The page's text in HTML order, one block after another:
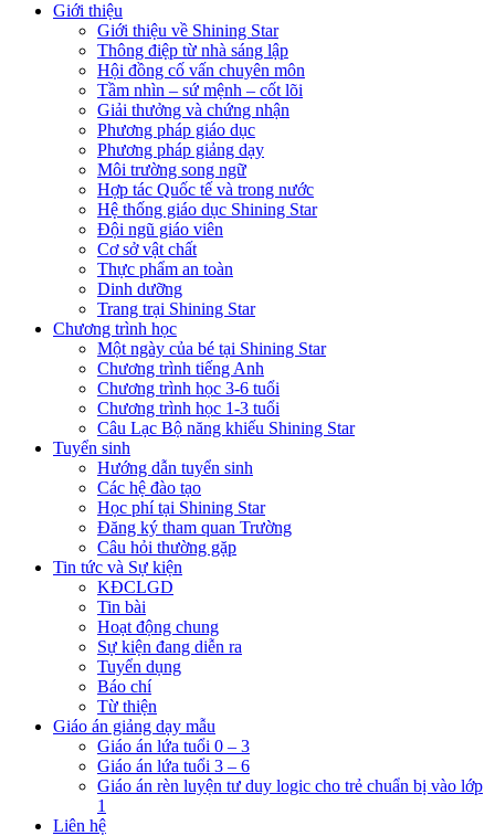
Giới thiệu
Giới thiệu về Shining Star
Thông điệp từ nhà sáng lập
Hội đồng cố vấn chuyên môn
Tầm nhìn – sứ mệnh – cốt lõi
Giải thưởng và chứng nhận
Phương pháp giáo dục
Phương pháp giảng dạy
Môi trường song ngữ
Hợp tác Quốc tế và trong nước
Hệ thống giáo dục Shining Star
Đội ngũ giáo viên
Cơ sở vật chất
Thực phẩm an toàn
Dinh dưỡng
Trang trại Shining Star
Chương trình học
Một ngày của bé tại Shining Star
Chương trình tiếng Anh
Chương trình học 3-6 tuổi
Chương trình học 1-3 tuổi
Câu Lạc Bộ năng khiếu Shining Star
Tuyển sinh
Hướng dẫn tuyển sinh
Các hệ đào tạo
Học phí tại Shining Star
Đăng ký tham quan Trường
Câu hỏi thường gặp
Tin tức và Sự kiện
KĐCLGD
Tin bài
Hoạt động chung
Sự kiện đang diễn ra
Tuyển dụng
Báo chí
Từ thiện
Giáo án giảng dạy mẫu
Giáo án lứa tuổi 0 – 3
Giáo án lứa tuổi 3 – 6
Giáo án rèn luyện tư duy logic cho trẻ chuẩn bị vào lớp
1
Liên hệ